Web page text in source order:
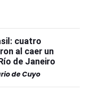
cuatro
al caer un
de Janeiro
de Cuyo